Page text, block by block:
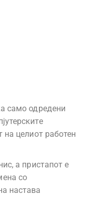
само одредени
целиот работен
а пристапот е
со
настава